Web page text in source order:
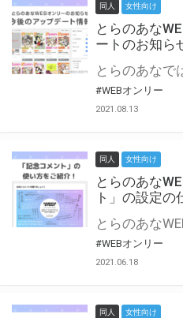
同人 女性向け
とらのあな
ートのお知ら
#WEBオンリー
2021.08.13
同人 女性向け
とらのあな
ト」の設定の
#WEBオンリー
2021.06.18
同人 女性向け